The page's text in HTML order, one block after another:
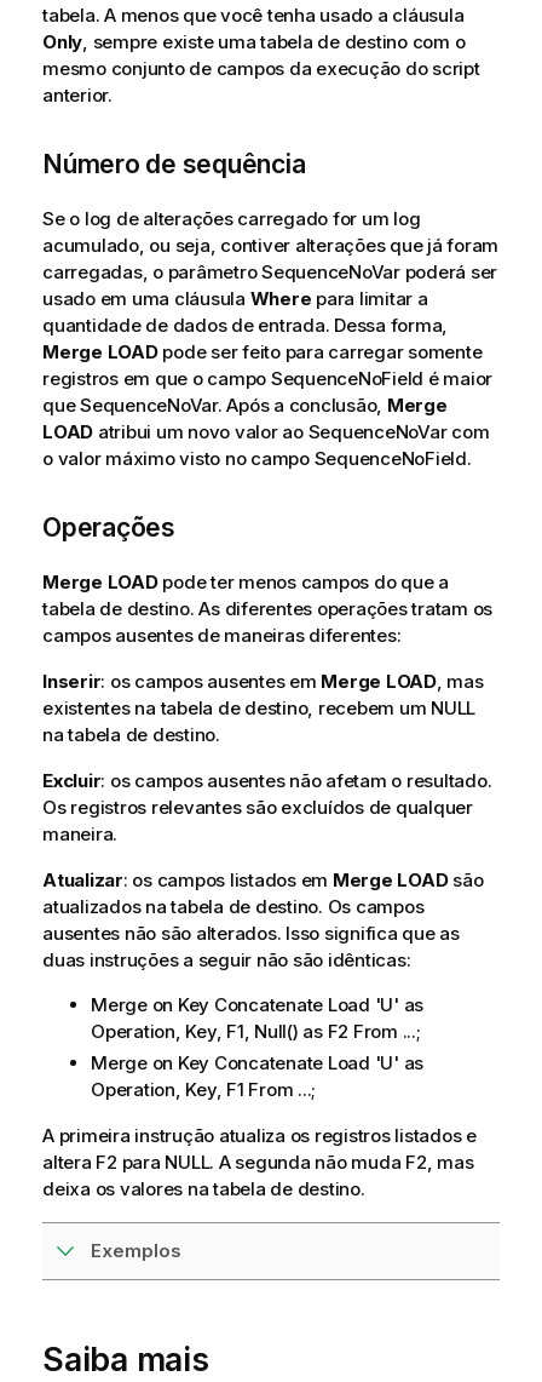
tabela. A menos que você tenha usado a cláusula
Only, sempre existe uma tabela de destino com o
mesmo conjunto de campos da execução do script
anterior.
Número de sequência
Se o log de alterações carregado for um log
acumulado, ou seja, contiver alterações que já foram
carregadas, o parâmetroSequenceNoVarpoderá ser
usado em uma cláusula Where para limitar a
quantidade de dados de entrada. Dessa forma,
Merge LOADpode ser feito para carregar somente
registros em que o campo SequenceNoField é maior
queSequenceNoVar. Após a conclusão, Merge
LOAD atribui um novo valor ao SequenceNoVarcom
o valor máximo visto no campo SequenceNoField.
Operações
Merge LOADpode ter menos campos do que a
tabela de destino. As diferentes operações tratam os
campos ausentes de maneiras diferentes:
Inserir: os campos ausentes em Merge LOAD, mas
existentes na tabela de destino, recebem um NULL
na tabela de destino.
Excluir: os campos ausentes não afetam o resultado.
Os registros relevantes são excluídos de qualquer
maneira.
Atualizar: os campos listados em Merge LOADsão
atualizados na tabela de destino. Os campos
ausentes não são alterados. Isso significa que as
duas instruções a seguir não são idênticas:
Merge on Key Concatenate Load 'U' as
Operation, Key, F1, Null() as F2 From ...;
Merge on Key Concatenate Load 'U' as
Operation, Key, F1 From ...;
A primeira instrução atualiza os registros listados e
altera F2 para NULL. A segunda não muda F2, mas
deixa os valores na tabela de destino.
Exemplos
Saiba mais